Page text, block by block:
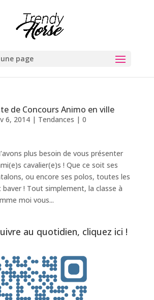
page
de Concours Animo en ville
6, 2014| Tendances | 0
plus besoin de vous présenter
cavalier(e)s ! Que ce soit ses
ou encore ses polos, toutes les
! Tout simplement, la classe à
moi vous...
au quotidien, cliquez ici !